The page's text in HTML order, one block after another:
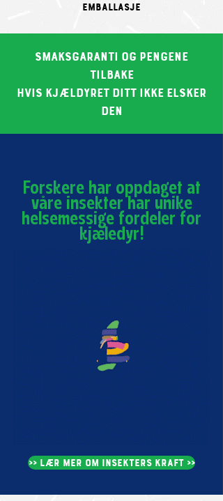
EMBALLASJE
smaksGARANTi og pengene
tilbake
HVIS KJÆLdyret ditt ikke elsker
den
Forskere har oppdaget at
våre insekter har unike
helsemessige fordeler for
kjæledyr!
>> LÆR MER OM INSEKTERS KRAFT >>